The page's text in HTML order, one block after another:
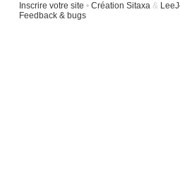
Inscrire votre site • Création Sitaxa &
Feedback & bugs